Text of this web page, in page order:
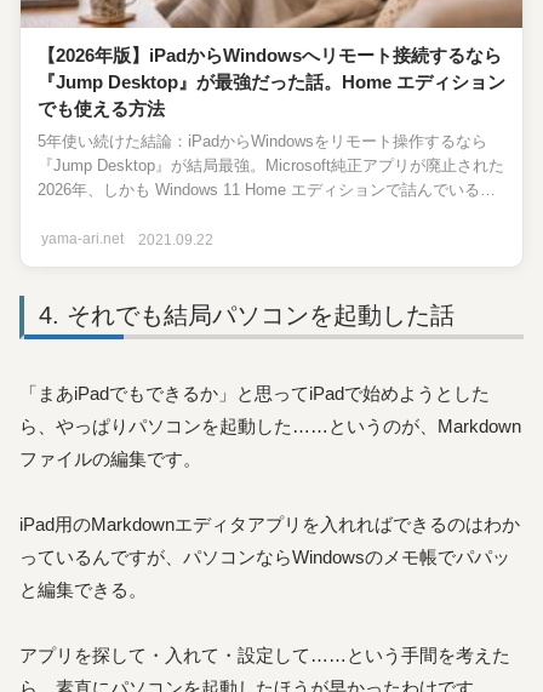
【2026年版】iPadからWindowsへリモート接続するなら
『Jump Desktop』が最強だった話。Home エディション
でも使える方法
5年使い続けた結論：iPadからWindowsをリモート操作するなら
『Jump Desktop』が結局最強。Microsoft純正アプリが廃止された
2026年、しかも Windows 11 Home エディションで詰んでいる人
ました。
yama-ari.net 2021.09.22
それでも結局パソコンを起動した話
「まあiPadでもできるか」と思ってiPadで始めようとした
ら、やっぱりパソコンを起動した……というのが、Markdown
ファイルの編集です。
iPad用のMarkdownエディタアプリを入れればできるのはわか
っているんですが、パソコンならWindowsのメモ帳でパパッ
と編集できる。
アプリを探して・入れて・設定して……という手間を考えた